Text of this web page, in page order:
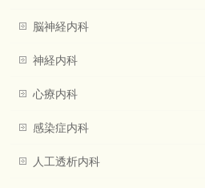
脳神経内科
神経内科
心療内科
感染症内科
人工透析内科